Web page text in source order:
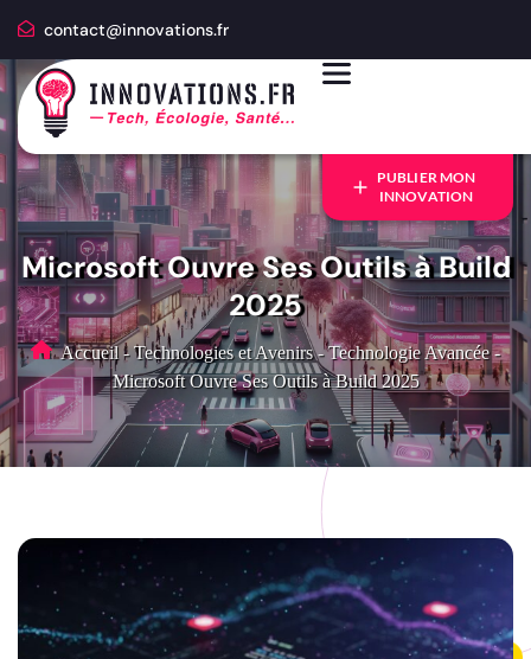
contact@innovations.fr
PUBLIER MON
INNOVATION
Microsoft Ouvre Ses Outils à Build
2025
Accueil - Technologies et Avenirs - Technologie Avancée -
Microsoft Ouvre Ses Outils à Build 2025